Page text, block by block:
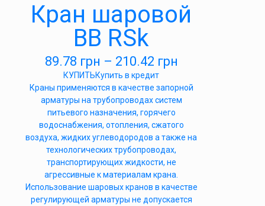
Кран шаровой
ВВ RSk
89.78 грн – 210.42 грн
КУПИТЬКупить в кредит
Краны применяются в качестве запорной
арматуры на трубопроводах систем
питьевого назначения, горячего
водоснабжения, отопления, сжатого
воздуха, жидких углеводородов а также на
технологических трубопроводах,
транспортирующих жидкости, не
агрессивные к материалам крана.
Использование шаровых кранов в качестве
регулирующей арматуры не допускается